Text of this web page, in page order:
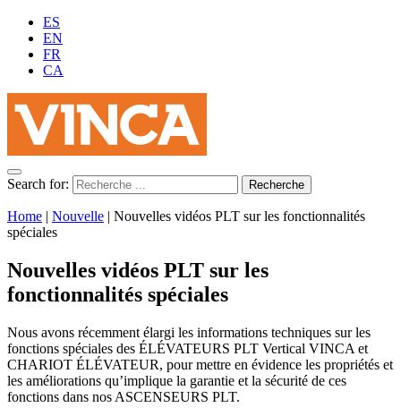
ES
EN
FR
CA
Search for:
Home | Nouvelle | Nouvelles vidéos PLT sur les fonctionnalités
spéciales
Nouvelles vidéos PLT sur les
fonctionnalités spéciales
Nous avons récemment élargi les informations techniques sur les
fonctions spéciales des ÉLÉVATEURS PLT Vertical VINCA et
CHARIOT ÉLÉVATEUR, pour mettre en évidence les propriétés et
les améliorations qu’implique la garantie et la sécurité de ces
fonctions dans nos ASCENSEURS PLT.